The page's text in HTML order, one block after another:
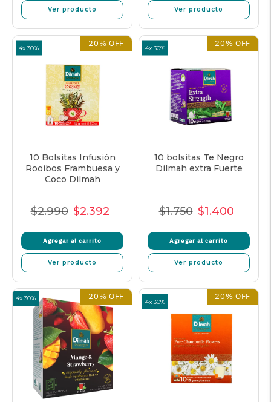
Ver producto Ver producto
4x 30% 20% OFF
10 Bolsitas Infusión
Rooibos Frambuesa y
Coco Dilmah
Precio
$2.990 Precio
oferta
$2.392
Agregar al carrito
Ver producto
4x 30% 20% OFF
10 bolsitas Te Negro
Dilmah extra Fuerte
Precio
$1.750 Precio
oferta
$1.400
Agregar al carrito
Ver producto
20% OFF
4x 30% 4x 30% 20% OFF